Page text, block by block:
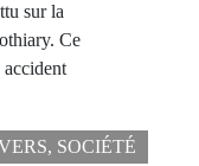
sur la
Ce
, SOCIÉTÉ